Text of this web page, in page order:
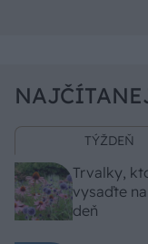
TÝŽDEŇ
Trvalky,
vysaďte
deň